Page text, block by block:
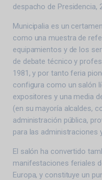
despacho de Presidencia,
Municipalia es un
como una muestra de
equipamientos y de los
de debate técnico y
1981, y por tanto feria
configura como un salón
expositores y una media
(en su mayoría alcaldes,
administración pública,
para las administraciones
El salón ha convertido
manifestaciones feriales
Europa, y constituye un